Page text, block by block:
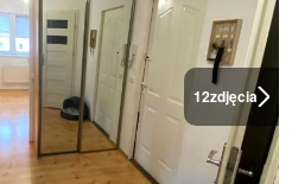
12zdjęcia